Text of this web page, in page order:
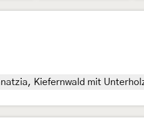
Kiefernwald mit